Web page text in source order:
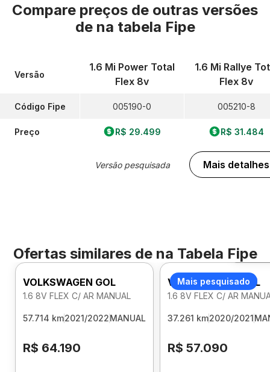
Compare preços de outras versões
de na tabela Fipe
Versão
Código Fipe
Preço
1.6 Mi Power Total
Flex 8v
005190-0
R$ 29.499
Versão pesquisada
1.6 Mi Rallye
Flex 8v
005210-8
R$ 31.484
Mais detalhes
Ofertas similares de na Tabela Fipe
VOLKSWAGEN GOL
1.6 8V FLEX C/ AR MANUAL
57.714 km2021/2022MANUAL
R$ 64.190
Mais pesquisado
Foto
VOLKSWAGEN GOL
1.6 8V FLEX C/ AR
37.261 km2020/2021
R$ 57.090